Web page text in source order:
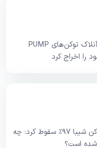
پامپ فان پیش از آنلاک توکن‌های PUMP
را اخراج کرد
جریان خروجی صرافی توکن شیبا ۹۷٪ سقوط کرد: چه
است؟